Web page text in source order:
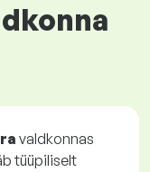
valdkonnas
tüüpiliselt